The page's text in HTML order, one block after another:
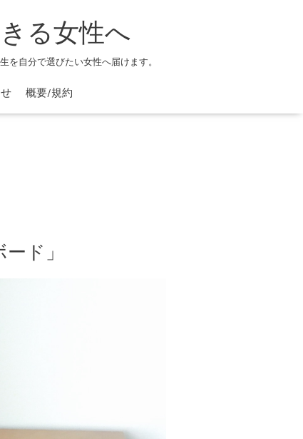
る女性へ
を自分で選びたい女性へ届けます。
概要/規約
ド」